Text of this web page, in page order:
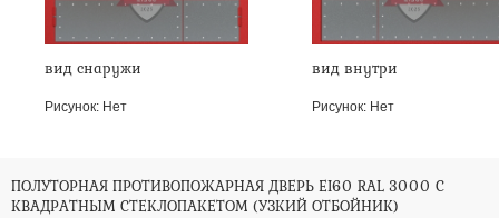
вид снаружи
Рисунок: Нет
вид внутри
Рисунок: Нет
ПОЛУТОРНАЯ ПРОТИВОПОЖАРНАЯ ДВЕРЬ EI60 RAL 3000 С
КВАДРАТНЫМ СТЕКЛОПАКЕТОМ (УЗКИЙ ОТБОЙНИК)